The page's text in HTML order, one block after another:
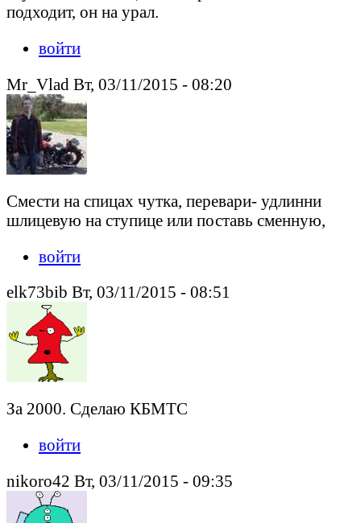
подходит, он на урал.
войти
Mr_Vlad Вт, 03/11/2015 - 08:20
Смести на спицах чутка, перевари- удлинни
шлицевую на ступице или поставь сменную,
войти
elk73bib Вт, 03/11/2015 - 08:51
За 2000. Сделаю КБМТС
войти
nikoro42 Вт, 03/11/2015 - 09:35